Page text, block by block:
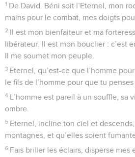
1 De David. Béni soit l’Eternel, mon
mains pour le combat, mes doigts
2 Il est mon bienfaiteur et ma
libérateur. Il est mon bouclier : c’est
Il me soumet mon peuple.
3 Eternel, qu’est-ce que l’homme
le fils de l’homme pour que tu penses
4 L’homme est pareil à un souffle, sa
ombre.
5 Eternel, incline ton ciel et
montagnes, et qu’elles soient
6 Fais briller les éclairs, disperse mes